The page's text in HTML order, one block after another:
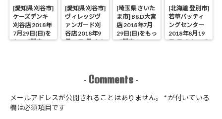
[愛知県 刈谷市]
ケーズデンキ
刈谷店 2018年
7月29日(日)を
もって閉店
[愛知県 刈谷市]
ヴィレッジヴ
ァンガード刈
谷店 2018年9
月17日(月)をも
[埼玉県 さいた
ま市] B&D大宮
店 2018年7月
29日(日)をもっ
て閉店
[北海道 登別市]
若草バッティ
ングセンター
2018年8月19
日(日)をもって
- Comments -
メールアドレスが公開されることはありません。 *が付いている
欄は必須項目です